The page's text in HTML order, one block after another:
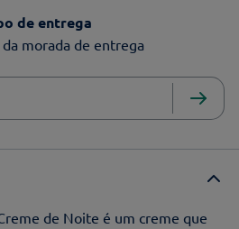
de entrega
morada de entrega
de Noite é um creme que